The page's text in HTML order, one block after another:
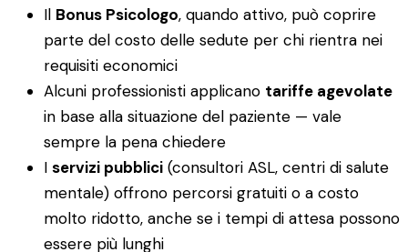
Il Bonus Psicologo, quando attivo, può coprire
parte del costo delle sedute per chi rientra nei
requisiti economici
Alcuni professionisti applicano tariffe agevolate
in base alla situazione del paziente — vale
sempre la pena chiedere
I servizi pubblici (consultori ASL, centri di salute
mentale) offrono percorsi gratuiti o a costo
molto ridotto, anche se i tempi di attesa possono
essere più lunghi